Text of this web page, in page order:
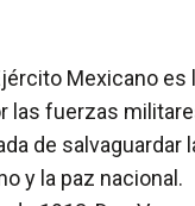
Mexicano
las fuerzas
de salvaguardar
y la paz nacional.